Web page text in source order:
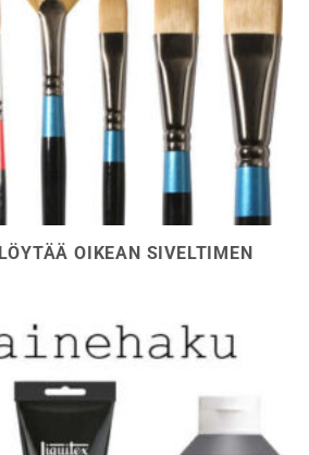
OIKEAN SIVELTIMEN